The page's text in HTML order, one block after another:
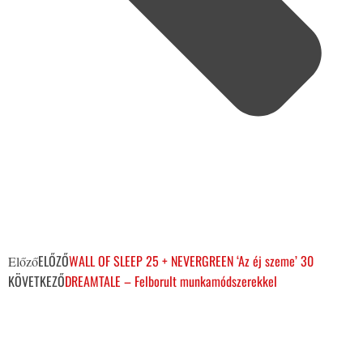
ElőzőELŐZŐWALL OF SLEEP 25 + NEVERGREEN ‘Az éj szeme’ 30
KÖVETKEZŐDREAMTALE – Felborult munkamódszerekkel